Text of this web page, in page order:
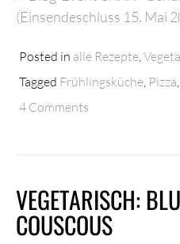
Posted in alle Rezepte
Tagged Frühlingsküche Pizza
4 Comments
VEGETARISCH:
COUSCOUS